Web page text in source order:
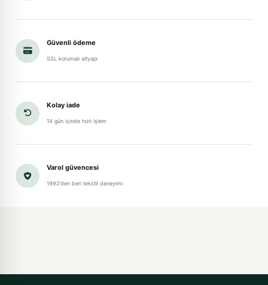
Güvenli ödeme
SSL korumalı altyapı
Kolay iade
14 gün içinde hızlı işlem
Varol güvencesi
1992'den beri tekstil deneyimi